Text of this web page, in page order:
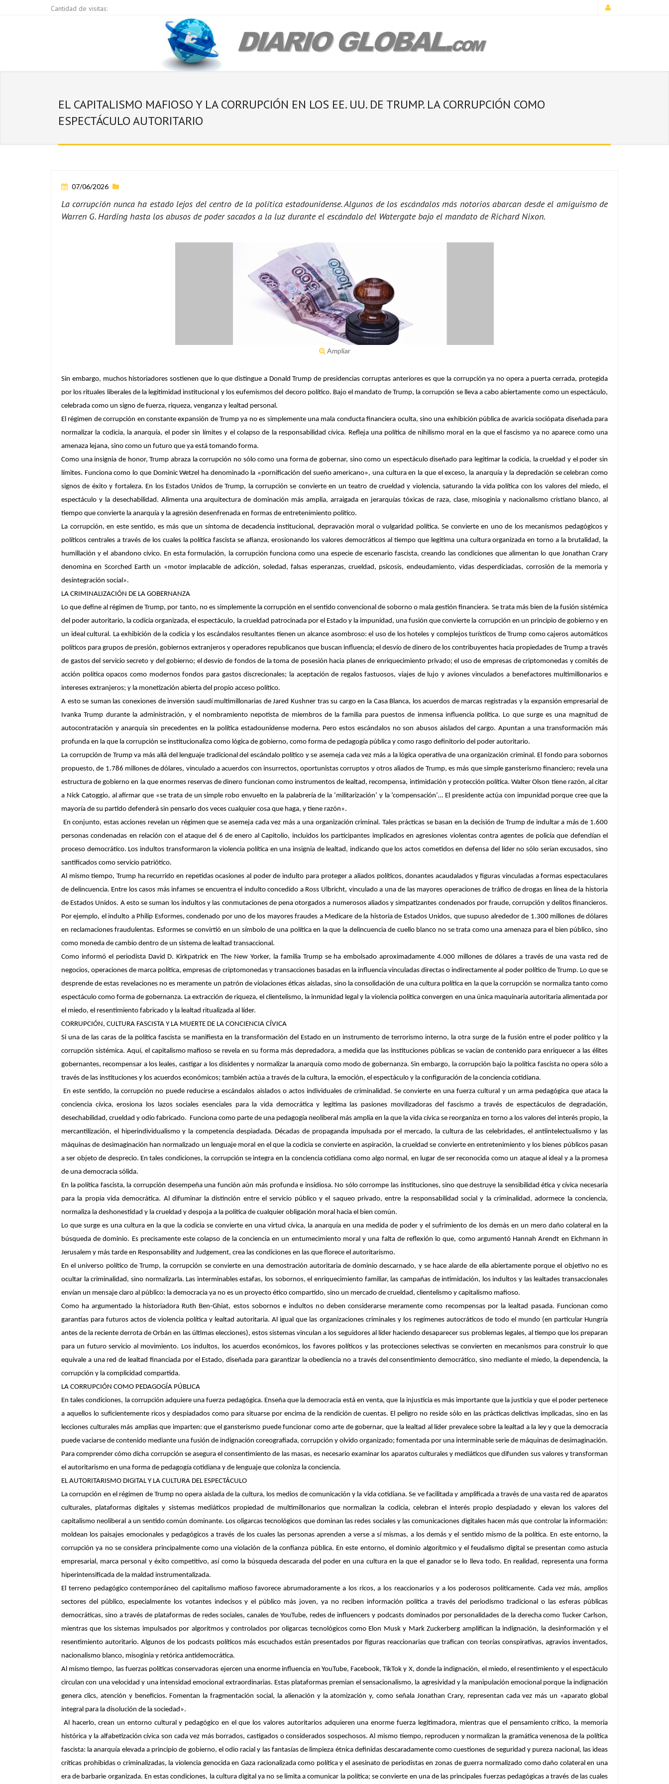
Cantidad de visitas:
EL CAPITALISMO MAFIOSO Y LA CORRUPCIÓN EN LOS EE. UU. DE TRUMP. LA CORRUPCIÓN COMO
ESPECTÁCULO AUTORITARIO
07/06/2026
La corrupción nunca ha estado lejos del centro de la política estadounidense. Algunos de los escándalos más notorios abarcan desde el amiguismo de
Warren G. Harding hasta los abusos de poder sacados a la luz durante el escándalo del Watergate bajo el mandato de Richard Nixon.
Ampliar
Sin embargo, muchos historiadores sostienen que lo que distingue a Donald Trump de presidencias corruptas anteriores es que la corrupción ya no opera a puerta cerrada, protegida
por los rituales liberales de la legitimidad institucional y los eufemismos del decoro político. Bajo el mandato de Trump, la corrupción se lleva a cabo abiertamente como un espectáculo,
celebrada como un signo de fuerza, riqueza, venganza y lealtad personal.
El régimen de corrupción en constante expansión de Trump ya no es simplemente una mala conducta financiera oculta, sino una exhibición pública de avaricia sociópata diseñada para
normalizar la codicia, la anarquía, el poder sin límites y el colapso de la responsabilidad cívica. Refleja una política de nihilismo moral en la que el fascismo ya no aparece como una
amenaza lejana, sino como un futuro que ya está tomando forma.
Como una insignia de honor, Trump abraza la corrupción no sólo como una forma de gobernar, sino como un espectáculo diseñado para legitimar la codicia, la crueldad y el poder sin
límites. Funciona como lo que Dominic Wetzel ha denominado la «pornificación del sueño americano», una cultura en la que el exceso, la anarquía y la depredación se celebran como
signos de éxito y fortaleza. En los Estados Unidos de Trump, la corrupción se convierte en un teatro de crueldad y violencia, saturando la vida política con los valores del miedo, el
espectáculo y la desechabilidad. Alimenta una arquitectura de dominación más amplia, arraigada en jerarquías tóxicas de raza, clase, misoginia y nacionalismo cristiano blanco, al
tiempo que convierte la anarquía y la agresión desenfrenada en formas de entretenimiento político.
La corrupción, en este sentido, es más que un síntoma de decadencia institucional, depravación moral o vulgaridad política. Se convierte en uno de los mecanismos pedagógicos y
políticos centrales a través de los cuales la política fascista se afianza, erosionando los valores democráticos al tiempo que legitima una cultura organizada en torno a la brutalidad, la
humillación y el abandono cívico. En esta formulación, la corrupción funciona como una especie de escenario fascista, creando las condiciones que alimentan lo que Jonathan Crary
denomina en Scorched Earth un «motor implacable de adicción, soledad, falsas esperanzas, crueldad, psicosis, endeudamiento, vidas desperdiciadas, corrosión de la memoria y
desintegración social».
LA CRIMINALIZACIÓN DE LA GOBERNANZA
Lo que define al régimen de Trump, por tanto, no es simplemente la corrupción en el sentido convencional de soborno o mala gestión financiera. Se trata más bien de la fusión sistémica
del poder autoritario, la codicia organizada, el espectáculo, la crueldad patrocinada por el Estado y la impunidad, una fusión que convierte la corrupción en un principio de gobierno y en
un ideal cultural. La exhibición de la codicia y los escándalos resultantes tienen un alcance asombroso: el uso de los hoteles y complejos turísticos de Trump como cajeros automáticos
políticos para grupos de presión, gobiernos extranjeros y operadores republicanos que buscan influencia; el desvío de dinero de los contribuyentes hacia propiedades de Trump a través
de gastos del servicio secreto y del gobierno; el desvío de fondos de la toma de posesión hacia planes de enriquecimiento privado; el uso de empresas de criptomonedas y comités de
acción política opacos como modernos fondos para gastos discrecionales; la aceptación de regalos fastuosos, viajes de lujo y aviones vinculados a benefactores multimillonarios e
intereses extranjeros; y la monetización abierta del propio acceso político.
A esto se suman las conexiones de inversión saudí multimillonarias de Jared Kushner tras su cargo en la Casa Blanca, los acuerdos de marcas registradas y la expansión empresarial de
Ivanka Trump durante la administración, y el nombramiento nepotista de miembros de la familia para puestos de inmensa influencia política. Lo que surge es una magnitud de
autocontratación y anarquía sin precedentes en la política estadounidense moderna. Pero estos escándalos no son abusos aislados del cargo. Apuntan a una transformación más
profunda en la que la corrupción se institucionaliza como lógica de gobierno, como forma de pedagogía pública y como rasgo definitorio del poder autoritario.
La corrupción de Trump va más allá del lenguaje tradicional del escándalo político y se asemeja cada vez más a la lógica operativa de una organización criminal. El fondo para sobornos
propuesto, de 1.786 millones de dólares, vinculado a acuerdos con insurrectos, oportunistas corruptos y otros aliados de Trump, es más que simple gansterismo financiero; revela una
estructura de gobierno en la que enormes reservas de dinero funcionan como instrumentos de lealtad, recompensa, intimidación y protección política. Walter Olson tiene razón, al citar
a Nick Catoggio, al afirmar que «se trata de un simple robo envuelto en la palabrería de la ‘militarización’ y la ‘compensación’… El presidente actúa con impunidad porque cree que la
mayoría de su partido defenderá sin pensarlo dos veces cualquier cosa que haga, y tiene razón».
En conjunto, estas acciones revelan un régimen que se asemeja cada vez más a una organización criminal. Tales prácticas se basan en la decisión de Trump de indultar a más de 1.600
personas condenadas en relación con el ataque del 6 de enero al Capitolio, incluidos los participantes implicados en agresiones violentas contra agentes de policía que defendían el
proceso democrático. Los indultos transformaron la violencia política en una insignia de lealtad, indicando que los actos cometidos en defensa del líder no sólo serían excusados, sino
santificados como servicio patriótico.
Al mismo tiempo, Trump ha recurrido en repetidas ocasiones al poder de indulto para proteger a aliados políticos, donantes acaudalados y figuras vinculadas a formas espectaculares
de delincuencia. Entre los casos más infames se encuentra el indulto concedido a Ross Ulbricht, vinculado a una de las mayores operaciones de tráfico de drogas en línea de la historia
de Estados Unidos. A esto se suman los indultos y las conmutaciones de pena otorgados a numerosos aliados y simpatizantes condenados por fraude, corrupción y delitos financieros.
Por ejemplo, el indulto a Philip Esformes, condenado por uno de los mayores fraudes a Medicare de la historia de Estados Unidos, que supuso alrededor de 1.300 millones de dólares
en reclamaciones fraudulentas. Esformes se convirtió en un símbolo de una política en la que la delincuencia de cuello blanco no se trata como una amenaza para el bien público, sino
como moneda de cambio dentro de un sistema de lealtad transaccional.
Como informó el periodista David D. Kirkpatrick enThe New Yorker, la familia Trump se ha embolsado aproximadamente 4.000 millones de dólares a través de una vasta red de
negocios, operaciones de marca política, empresas de criptomonedas y transacciones basadas en la influencia vinculadas directas o indirectamente al poder político de Trump. Lo que se
desprende de estas revelaciones no es meramente un patrón de violaciones éticas aisladas, sino la consolidación de una cultura política en la que la corrupción se normaliza tanto como
espectáculo como forma de gobernanza. La extracción de riqueza, el clientelismo, la inmunidad legal y la violencia política convergen en una única maquinaria autoritaria alimentada por
el miedo, el resentimiento fabricado y la lealtad ritualizada al líder.
CORRUPCIÓN, CULTURA FASCISTA Y LA MUERTE DE LA CONCIENCIA CÍVICA
Si una de las caras de la política fascista se manifiesta en la transformación del Estado en un instrumento de terrorismo interno, la otra surge de la fusión entre el poder político y la
corrupción sistémica. Aquí, el capitalismo mafioso se revela en su forma más depredadora, a medida que las instituciones públicas se vacían de contenido para enriquecer a las élites
gobernantes, recompensar a los leales, castigar a los disidentes y normalizar la anarquía como modo de gobernanza. Sin embargo, la corrupción bajo la política fascista no opera sólo a
través de las instituciones y los acuerdos económicos; también actúa a través de la cultura, la emoción, el espectáculo y la configuración de la conciencia cotidiana.
En este sentido, la corrupción no puede reducirse a escándalos aislados o actos individuales de criminalidad. Se convierte en una fuerza cultural y un arma pedagógica que ataca la
conciencia cívica, erosiona los lazos sociales esenciales para la vida democrática y legitima las pasiones movilizadoras del fascismo a través de espectáculos de degradación,
desechabilidad, crueldad y odio fabricado. Funciona como parte de una pedagogía neoliberal más amplia en la que la vida cívica se reorganiza en torno a los valores del interés propio, la
mercantilización, el hiperindividualismo y la competencia despiadada. Décadas de propaganda impulsada por el mercado, la cultura de las celebridades, el antiintelectualismo y las
máquinas de desimaginación han normalizado un lenguaje moral en el que la codicia se convierte en aspiración, la crueldad se convierte en entretenimiento y los bienes públicos pasan
a ser objeto de desprecio. En tales condiciones, la corrupción se integra en la conciencia cotidiana como algo normal, en lugar de ser reconocida como un ataque al ideal y a la promesa
de una democracia sólida.
En la política fascista, la corrupción desempeña una función aún más profunda e insidiosa. No sólo corrompe las instituciones, sino que destruye la sensibilidad ética y cívica necesaria
para la propia vida democrática. Al difuminar la distinción entre el servicio público y el saqueo privado, entre la responsabilidad social y la criminalidad, adormece la conciencia,
normaliza la deshonestidad y la crueldad y despoja a la política de cualquier obligación moral hacia el bien común.
Lo que surge es una cultura en la que la codicia se convierte en una virtud cívica, la anarquía en una medida de poder y el sufrimiento de los demás en un mero daño colateral en la
búsqueda de dominio. Es precisamente este colapso de la conciencia en un entumecimiento moral y una falta de reflexión lo que, como argumentó Hannah Arendt en Eichmann in
Jerusalem y más tarde en Responsability and Judgement, crea las condiciones en las que florece el autoritarismo.
En el universo político de Trump, la corrupción se convierte en una demostración autoritaria de dominio descarnado, y se hace alarde de ella abiertamente porque el objetivo no es
ocultar la criminalidad, sino normalizarla. Las interminables estafas, los sobornos, el enriquecimiento familiar, las campañas de intimidación, los indultos y las lealtades transaccionales
envían un mensaje claro al público: la democracia ya no es un proyecto ético compartido, sino un mercado de crueldad, clientelismo y capitalismo mafioso.
Como ha argumentado la historiadora Ruth Ben-Ghiat, estos sobornos e indultos no deben considerarse meramente como recompensas por la lealtad pasada. Funcionan como
garantías para futuros actos de violencia política y lealtad autoritaria. Al igual que las organizaciones criminales y los regímenes autocráticos de todo el mundo (en particular Hungría
antes de la reciente derrota de Orbán en las últimas elecciones), estos sistemas vinculan a los seguidores al líder haciendo desaparecer sus problemas legales, al tiempo que los preparan
para un futuro servicio al movimiento. Los indultos, los acuerdos económicos, los favores políticos y las protecciones selectivas se convierten en mecanismos para construir lo que
equivale a una red de lealtad financiada por el Estado, diseñada para garantizar la obediencia no a través del consentimiento democrático, sino mediante el miedo, la dependencia, la
corrupción y la complicidad compartida.
LA CORRUPCIÓN COMO PEDAGOGÍA PÚBLICA
En tales condiciones, la corrupción adquiere una fuerza pedagógica. Enseña que la democracia está en venta, que la injusticia es más importante que la justicia y que el poder pertenece
a aquellos lo suficientemente ricos y despiadados como para situarse por encima de la rendición de cuentas. El peligro no reside sólo en las prácticas delictivas implicadas, sino en las
lecciones culturales más amplias que imparten: que el gansterismo puede funcionar como arte de gobernar, que la lealtad al líder prevalece sobre la lealtad a la ley y que la democracia
puede vaciarse de contenido mediante una fusión de indignación coreografiada, corrupción y olvido organizado; fomentada por una interminable serie de máquinas de desimaginación.
Para comprender cómo dicha corrupción se asegura el consentimiento de las masas, es necesario examinar los aparatos culturales y mediáticos que difunden sus valores y transforman
el autoritarismo en una forma de pedagogía cotidiana y de lenguaje que coloniza la conciencia.
EL AUTORITARISMO DIGITAL Y LA CULTURA DEL ESPECTÁCULO
La corrupción en el régimen de Trump no opera aislada de la cultura, los medios de comunicación y la vida cotidiana. Se ve facilitada y amplificada a través de una vasta red de aparatos
culturales, plataformas digitales y sistemas mediáticos propiedad de multimillonarios que normalizan la codicia, celebran el interés propio despiadado y elevan los valores del
capitalismo neoliberal a un sentido común dominante. Los oligarcas tecnológicos que dominan las redes sociales y las comunicaciones digitales hacen más que controlar la información:
moldean los paisajes emocionales y pedagógicos a través de los cuales las personas aprenden a verse a sí mismas, a los demás y el sentido mismo de la política. En este entorno, la
corrupción ya no se considera principalmente como una violación de la confianza pública. En este entorno, el dominio algorítmico y el feudalismo digital se presentan como astucia
empresarial, marca personal y éxito competitivo, así como la búsqueda descarada del poder en una cultura en la que el ganador se lo lleva todo. En realidad, representa una forma
hiperintensificada de la maldad instrumentalizada.
El terreno pedagógico contemporáneo del capitalismo mafioso favorece abrumadoramente a los ricos, a los reaccionarios y a los poderosos políticamente. Cada vez más, amplios
sectores del público, especialmente los votantes indecisos y el público más joven, ya no reciben información política a través del periodismo tradicional o las esferas públicas
democráticas, sino a través de plataformas de redes sociales, canales de YouTube, redes de influencers y podcastsdominados por personalidades de la derecha como Tucker Carlson,
mientras que los sistemas impulsados por algoritmos y controlados por oligarcas tecnológicos como Elon Musk y Mark Zuckerberg amplifican la indignación, la desinformación y el
resentimiento autoritario. Algunos de los podcasts políticos más escuchados están presentados por figuras reaccionarias que trafican con teorías conspirativas, agravios inventados,
nacionalismo blanco, misoginia y retórica antidemocrática.
Al mismo tiempo, las fuerzas políticas conservadoras ejercen una enorme influencia en YouTube, Facebook, TikTok y X, donde la indignación, el miedo, el resentimiento y el espectáculo
circulan con una velocidad y una intensidad emocional extraordinarias. Estas plataformas premian el sensacionalismo, la agresividad y la manipulación emocional porque la indignación
genera clics, atención y beneficios. Fomentan la fragmentación social, la alienación y la atomización y, como señala Jonathan Crary, representan cada vez más un «aparato global
integral para la disolución de la sociedad».
Al hacerlo, crean un entorno cultural y pedagógico en el que los valores autoritarios adquieren una enorme fuerza legitimadora, mientras que el pensamiento crítico, la memoria
histórica y la alfabetización cívica son cada vez más borrados, castigados o considerados sospechosos. Al mismo tiempo, reproducen y normalizan la gramática venenosa de la política
fascista: la anarquía elevada a principio de gobierno, el odio racial y las fantasías de limpieza étnica definidas descaradamente como cuestiones de seguridad y pureza nacional, las ideas
críticas prohibidas o criminalizadas, la violencia genocida en Gaza racionalizada como política y el asesinato de periodistas en zonas de guerra normalizado como daño colateral en una
era de barbarie organizada. En estas condiciones, la cultura digital ya no se limita a comunicar la política; se convierte en una de las principales fuerzas pedagógicas a través de las cuales